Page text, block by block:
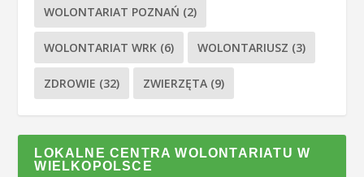
WOLONTARIAT POZNAŃ (2)
WOLONTARIAT WRK (6) WOLONTARIUSZ (3)
ZDROWIE (32) ZWIERZĘTA (9)
LOKALNE CENTRA WOLONTARIATU W
WIELKOPOLSCE